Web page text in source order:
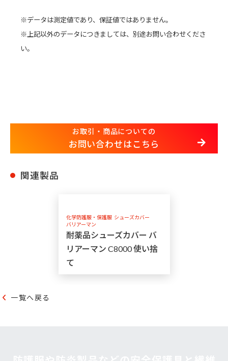
※データは測定値であり、保証値ではありません。
※上記以外のデータにつきましては、別途お問い合わせくださ
い。
お取引・商品についての
お問い合わせはこちら
関連製品
化学防護服・保護服 シューズカバー
バリアーマン
耐薬品シューズカバー バ
リアーマン C8000 使い捨
て
一覧へ戻る